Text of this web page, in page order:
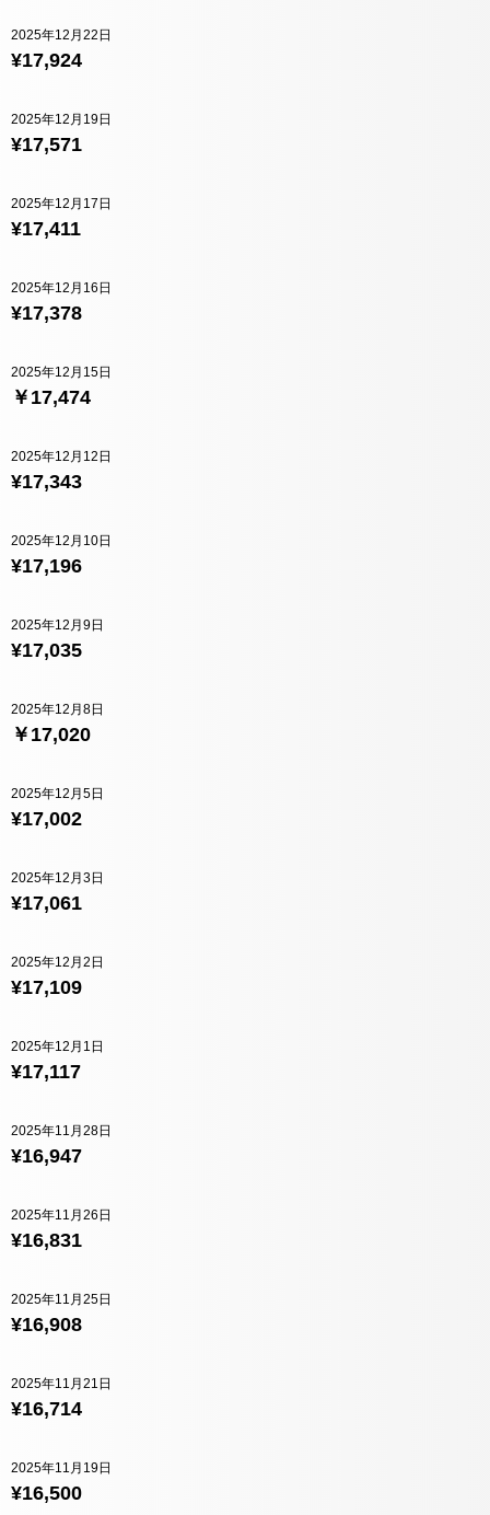
¥17,924
2025年12月22日
¥17,571
2025年12月19日
¥17,411
2025年12月17日
¥17,378
2025年12月16日
￥17,474
2025年12月15日
¥17,343
2025年12月12日
¥17,196
2025年12月10日
¥17,035
2025年12月9日
￥17,020
2025年12月8日
¥17,002
2025年12月5日
¥17,061
2025年12月3日
¥17,109
2025年12月2日
¥17,117
2025年12月1日
¥16,947
2025年11月28日
¥16,831
2025年11月26日
¥16,908
2025年11月25日
¥16,714
2025年11月21日
¥16,500
2025年11月19日